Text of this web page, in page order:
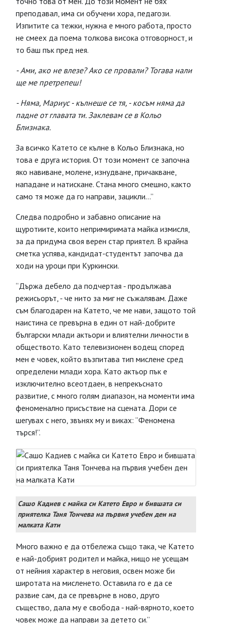
преподавал, има си обучени хора, педагози.
Изпитите са тежки, нужна е много работа, просто
не смеех да поема толкова висока отговорност, и
то баш пък пред нея.
- Ами, ако не влезе? Ако се провали? Тогава нали
ще ме претрепеш!
- Няма, Мариус - кълнеше се тя, - косъм няма да
падне от главата ти. Заклевам се в Кольо
Близнака.
За всичко Катето се кълне в Кольо Близнака, но
това е друга история. От този момент се започна
яко навиване, молене, изнудване, причакване,
нападане и натискане. Стана много смешно, както
само тя може да го направи, зацикли…”
Следва подробно и забавно описание на
щуротиите, които непримиримата майка измисля,
за да придума своя верен стар приятел. В крайна
сметка успява, кандидат-студентът започва да
ходи на уроци при Куркински.
“Държа дебело да подчертая - продължава
режисьорът, - че нито за миг не съжалявам. Даже
съм благодарен на Катето, че ме нави, защото той
наистина се превърна в един от най-добрите
български млади актьори и влиятелни личности в
обществото. Като телевизионен водещ според
мен е човек, който възпитава тип мислене сред
определени млади хора. Като актьор пък е
изключително всеотдаен, в непрекъснато
развитие, с много голям диапазон, на моменти има
феноменално присъствие на сцената. Дори се
шегувах с него, звънях му и виках: “Феномена
търся!”.
Сашо Кадиев с майка си Катето Евро и бившата си
приятелка Таня Тончева на първия учебен ден на
малката Кати
Много важно е да отбележа също така, че Катето
е най-добрият родител и майка, нищо не усещам
от нейния характер в неговия, освен може би
широтата на мисленето. Оставила го е да се
развие сам, да се превърне в ново, друго
същество, дала му е свобода - най-вярното, което
човек може да направи за детето си.”